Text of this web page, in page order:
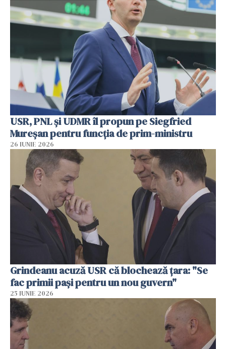
USR, PNL şi UDMR îl propun pe Siegfried
Mureşan pentru funcţia de prim-ministru
26 IUNIE 2026
Grindeanu acuză USR că blochează țara: "Se
fac primii pași pentru un nou guvern"
25 IUNIE 2026